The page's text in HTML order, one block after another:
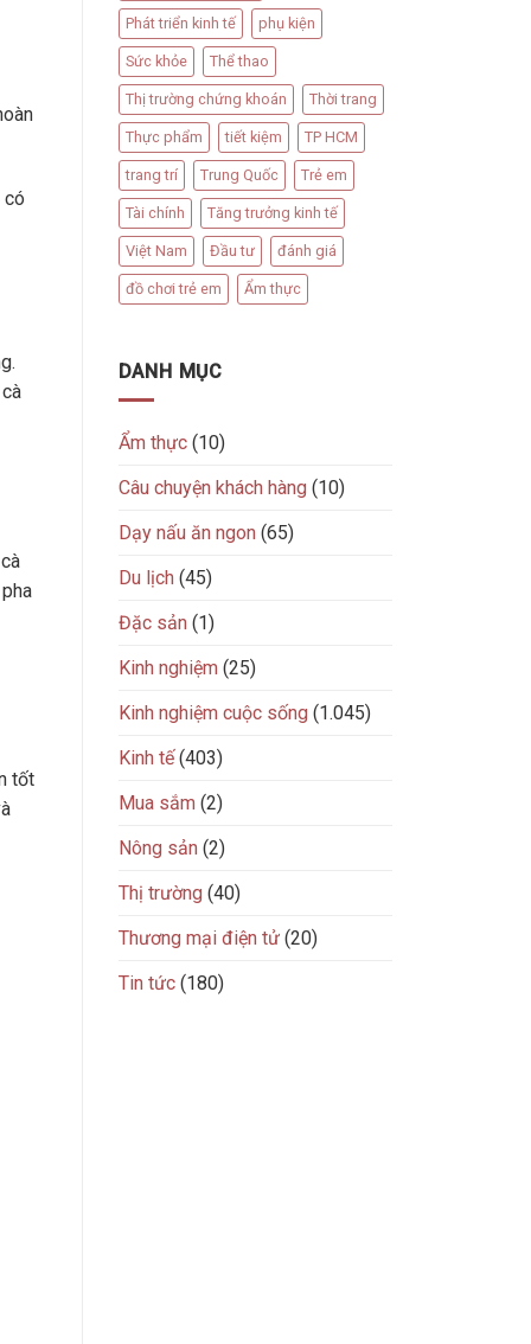
có
tốt
Phát triển kinh tế phụ kiện
Sức khỏe Thể thao
Thị trường chứng khoán Thời trang
Thực phẩm tiết kiệm TP HCM
trang trí Trung Quốc Trẻ em
Tài chính Tăng trưởng kinh tế
Việt Nam Đầu tư đánh giá
đồ chơi trẻ em Ẩm thực
DANH MỤC
Ẩm thực(10)
Câu chuyện khách hàng (10)
Dạy nấu ăn ngon (65)
Du lịch (45)
Đặc sản (1)
Kinh nghiệm (25)
Kinh nghiệm cuộc sống (1.045)
Kinh tế(403)
Mua sắm (2)
Nông sản (2)
Thị trường (40)
Thương mại điện tử(20)
Tin tức(180)